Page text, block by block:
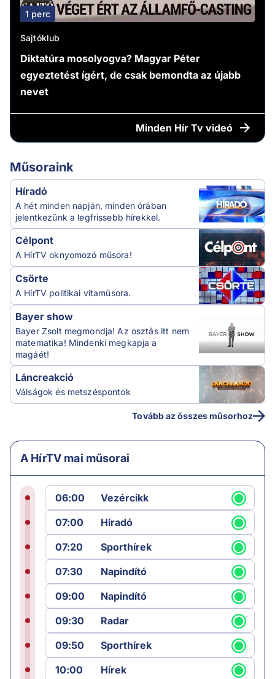
1 perc
Sajtóklub
Diktatúra mosolyogva? Magyar Péter
egyeztetést ígért, de csak bemondta az újabb
nevet
Minden Hír Tv videó
Műsoraink
Híradó
A hét minden napján, minden órában
jelentkezünk a legfrissebb hírekkel.
Célpont
A HírTV oknyomozó műsora!
Csörte
A HírTV politikai vitaműsora.
Bayer show
Bayer Zsolt megmondja! Az osztás itt nem
matematika! Mindenki megkapja a
magáét!
Láncreakció
Válságok és metszéspontok
Tovább az összes műsorhoz
A HírTV mai műsorai
06:00
Vezércikk
07:00
Híradó
07:20
Sporthírek
07:30
Napindító
09:00
Napindító
09:30
Radar
09:50
Sporthírek
10:00
Hírek